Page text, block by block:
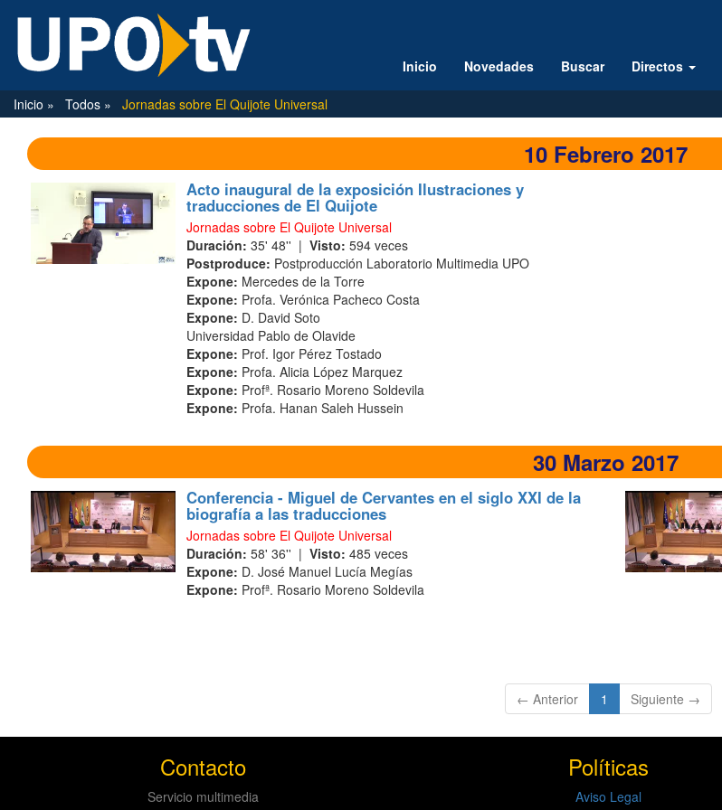
Inicio Novedades Buscar Directos
Inicio Todos Jornadas sobre El Quijote Universal
10 Febrero 2017
Acto inaugural de la exposición Ilustraciones y
traducciones de El Quijote
Jornadas sobre El Quijote Universal
Duración: 35' 48'' | Visto: 594 veces
Postproduce: Postproducción Laboratorio Multimedia UPO
Expone: Mercedes de la Torre
Expone: Profa. Verónica Pacheco Costa
Expone: D. David Soto
Universidad Pablo de Olavide
Expone: Prof. Igor Pérez Tostado
Expone: Profa. Alicia López Marquez
Expone: Profª. Rosario Moreno Soldevila
Expone: Profa. Hanan Saleh Hussein
30 Marzo 2017
Conferencia - Miguel de Cervantes en el siglo XXI de la
biografía a las traducciones
Jornadas sobre El Quijote Universal
Duración: 58' 36'' | Visto: 485 veces
Expone: D. José Manuel Lucía Megías
Expone: Profª. Rosario Moreno Soldevila
← Anterior 1 (current)
Siguiente →
Contacto
Servicio multimedia
Políticas
Aviso Legal